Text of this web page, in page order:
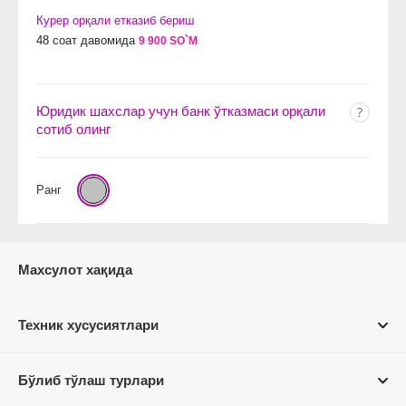
Курер орқали етказиб бериш
48 соат давомида 9 900 SO`M
Юридик шахслар учун банк ўтказмаси орқали
сотиб олинг
Ранг
Махсулот хақида
Техник хусусиятлари
Бўлиб тўлаш турлари